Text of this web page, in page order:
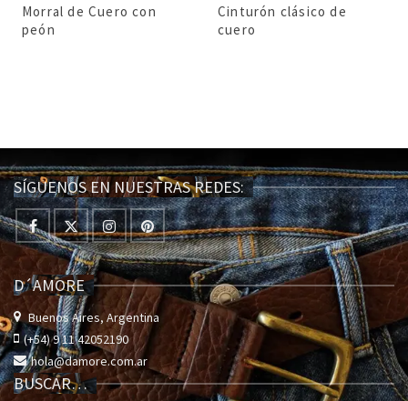
Morral de Cuero con
peón
Cinturón clásico de
cuero
SÍGUENOS EN NUESTRAS REDES:
D´AMORE
Buenos Aires, Argentina
(+54) 9 11 42052190
hola@damore.com.ar
BUSCAR…